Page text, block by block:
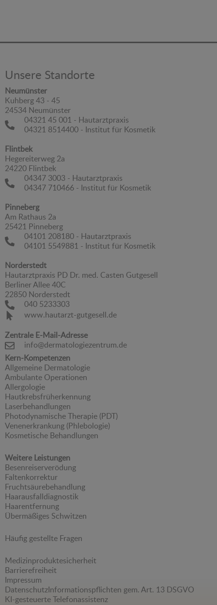
Unsere Standorte
Neumünster
Kuhberg 43 - 45
24534 Neumünster
04321 45 001 - Hautarztpraxis
04321 8514400 - Institut für Kosmetik
Flintbek
Hegereiterweg 2a
24220 Flintbek
04347 3003 - Hautarztpraxis
04347 710466 - Institut für Kosmetik
Pinneberg
Am Rathaus 2a
25421 Pinneberg
04101 208180 - Hautarztpraxis
04101 5549881 - Institut für Kosmetik
Norderstedt
Hautarztpraxis PD Dr. med. Casten Gutgesell
Berliner Allee 40C
22850 Norderstedt
040 5233303
www.hautarzt-gutgesell.de
Zentrale E-Mail-Adresse
info@dermatologiezentrum.de
Kern-Kompetenzen
Allgemeine Dermatologie
Ambulante Operationen
Allergologie
Hautkrebsfrüherkennung
Laserbehandlungen
Photodynamische Therapie (PDT)
Venenerkrankung (Phlebologie)
Kosmetische Behandlungen
Weitere Leistungen
Besenreiserverödung
Faltenkorrektur
Fruchtsäurebehandlung
Haarausfalldiagnostik
Haarentfernung
Übermäßiges Schwitzen
Häufig gestellte Fragen
Medizinproduktesicherheit
Barrierefreiheit
Impressum
DatenschutzInformationspflichten gem. Art. 13 DSGVO
KI-gesteuerte Telefonassistenz